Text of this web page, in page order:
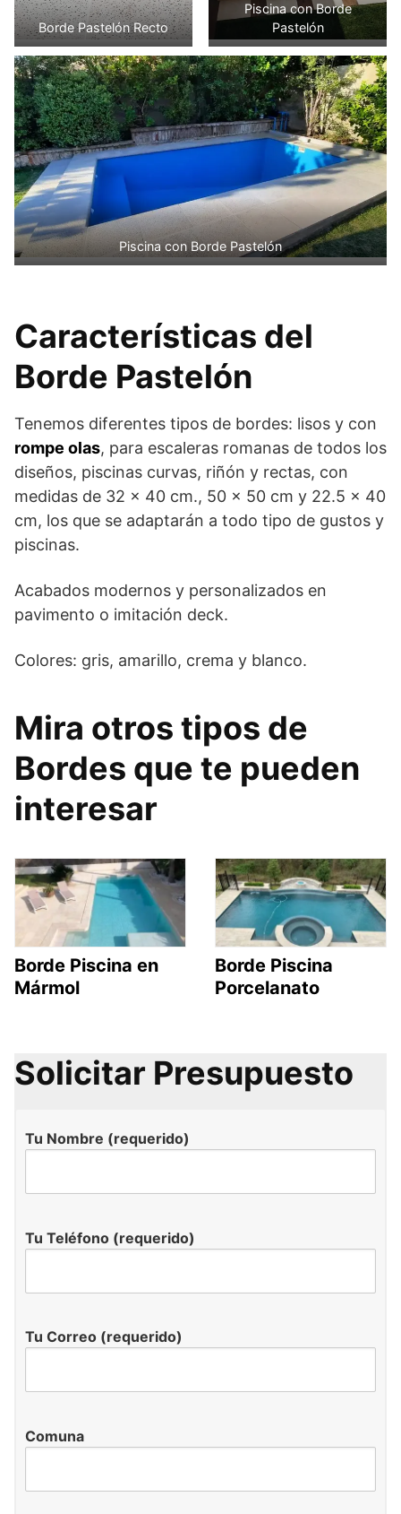
Borde Pastelón Recto
Piscina con Borde
Pastelón
Piscina con Borde Pastelón
Características del
Borde Pastelón
Tenemos diferentes tipos de bordes: lisos y con
rompe olas, para escaleras romanas de todos los
diseños, piscinas curvas, riñón y rectas, con
medidas de 32 x 40 cm., 50 x 50 cm y 22.5 x 40
cm, los que se adaptarán a todo tipo de gustos y
piscinas.
Acabados modernos y personalizados en
pavimento o imitación deck.
Colores: gris, amarillo, crema y blanco.
Mira otros tipos de
Bordes que te pueden
interesar
Borde Piscina en
Mármol
Borde Piscina
Porcelanato
Solicitar Presupuesto
Tu Nombre (requerido)
Tu Teléfono (requerido)
Tu Correo (requerido)
Comuna